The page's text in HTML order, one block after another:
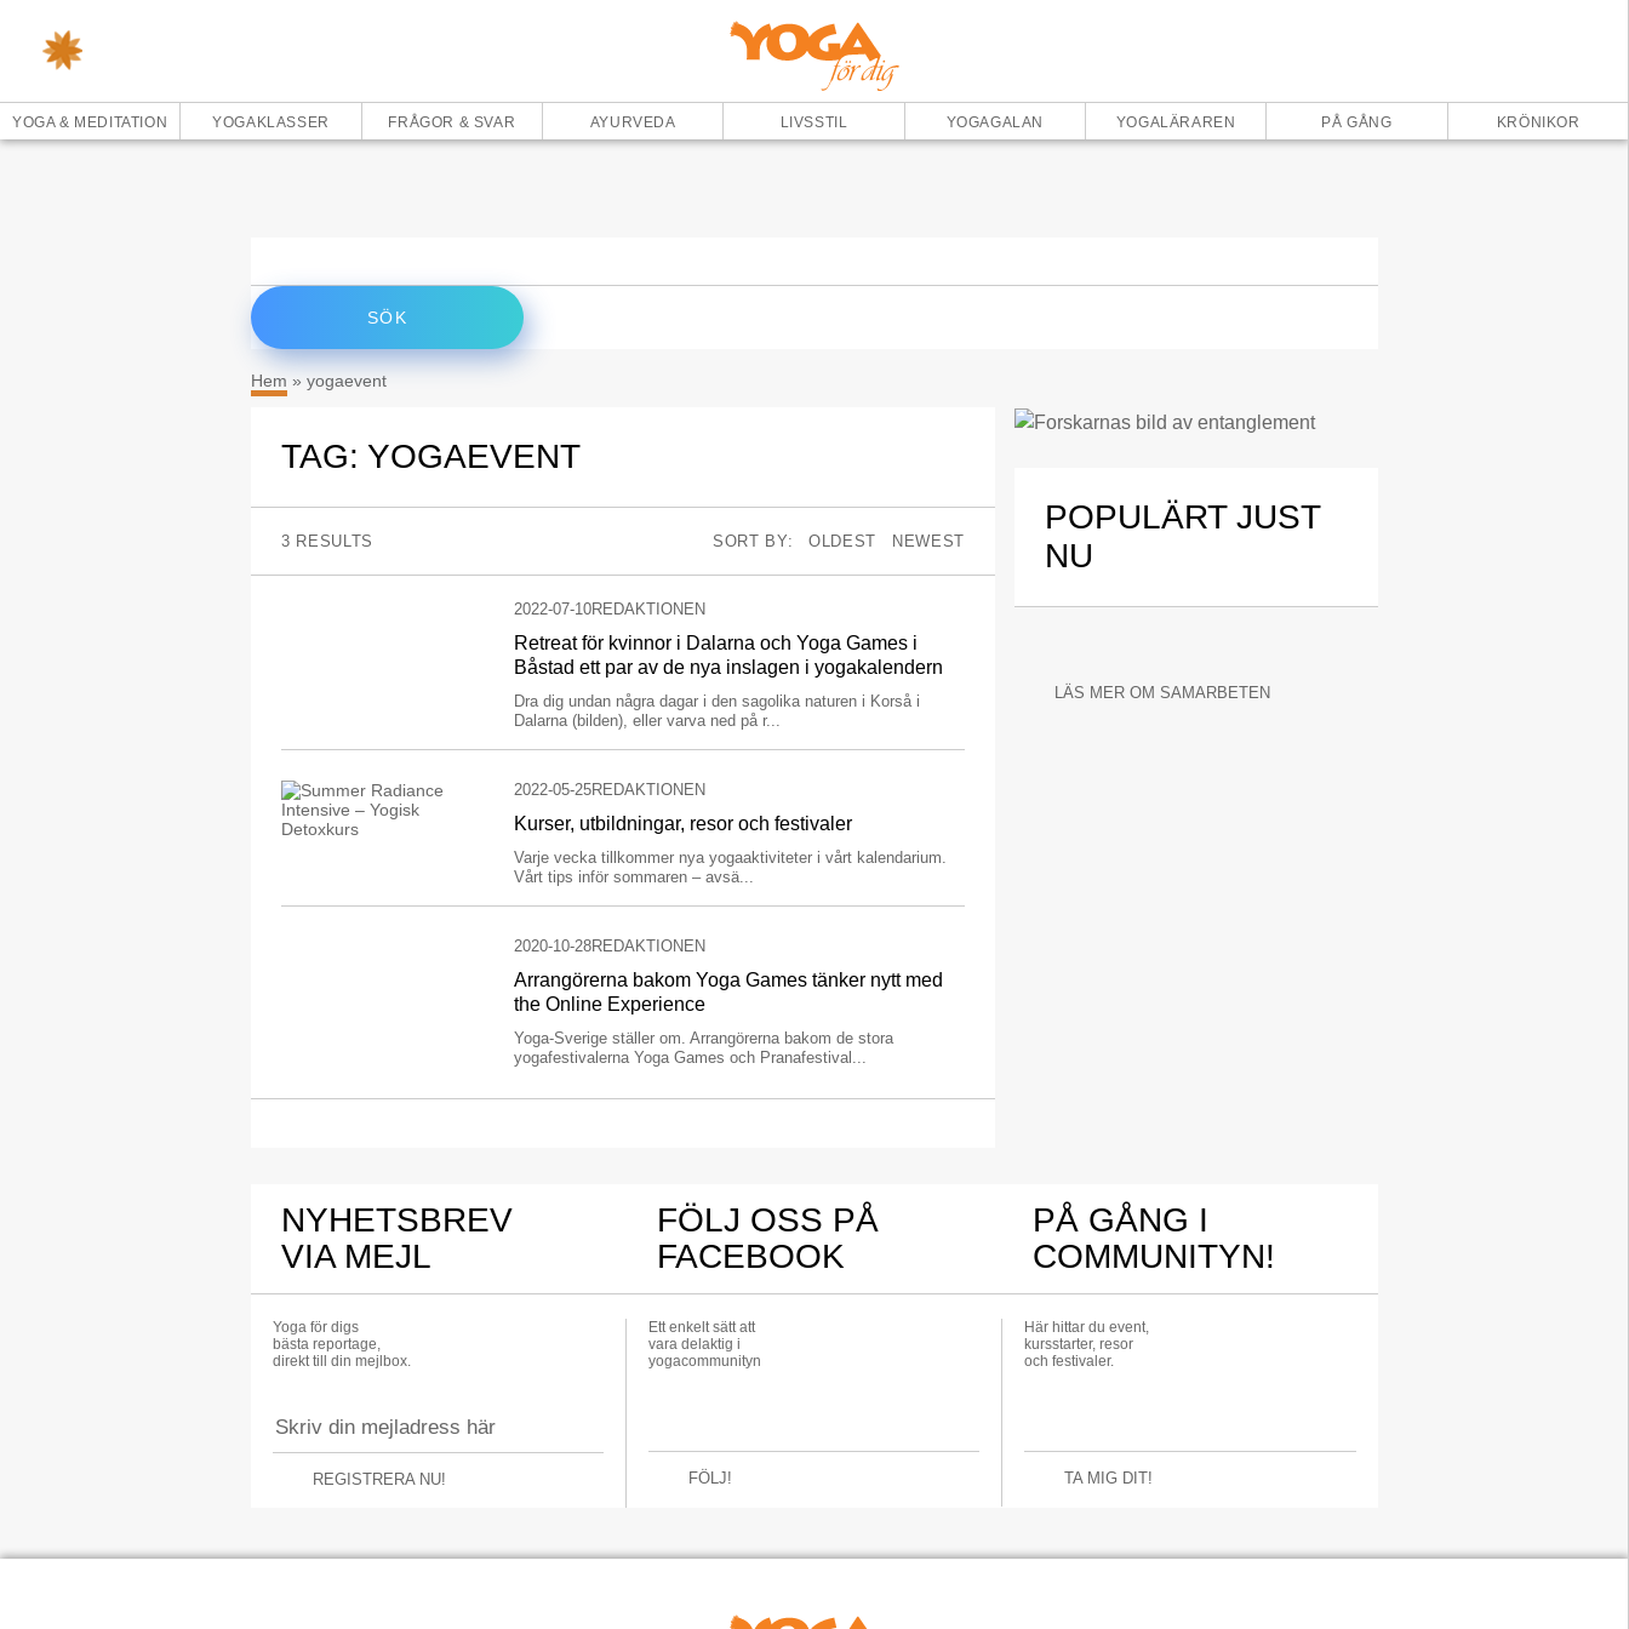
YOGA & MEDITATION YOGAKLASSER FRÅGOR & SVAR AYURVEDA LIVSSTIL YOGAGALAN YOGALÄRAREN PÅ GÅNG KRÖNIKOR
Hem » yogaevent
TAG: YOGAEVENT
3 RESULTS SORT BY: OLDEST NEWEST
2022-07-10REDAKTIONEN
Retreat för kvinnor i Dalarna och Yoga Games i
Båstad ett par av de nya inslagen i yogakalendern
Dra dig undan några dagar i den sagolika naturen i Korså i
Dalarna (bilden), eller varva ned på r...
2022-05-25REDAKTIONEN
Kurser, utbildningar, resor och festivaler
Varje vecka tillkommer nya yogaaktiviteter i vårt kalendarium.
Vårt tips inför sommaren – avsä...
2020-10-28REDAKTIONEN
Arrangörerna bakom Yoga Games tänker nytt med
the Online Experience
Yoga-Sverige ställer om. Arrangörerna bakom de stora
yogafestivalerna Yoga Games och Pranafestival...
POPULÄRT JUST
NU
LÄS MER OM SAMARBETEN
NYHETSBREV
VIA MEJL
Yoga för digs
bästa reportage,
direkt till din mejlbox.
REGISTRERA NU!
FÖLJ OSS PÅ
FACEBOOK
Ett enkelt sätt att
vara delaktig i
yogacommunityn
FÖLJ!
PÅ GÅNG I
COMMUNITYN!
Här hittar du event,
kursstarter, resor
och festivaler.
TA MIG DIT!